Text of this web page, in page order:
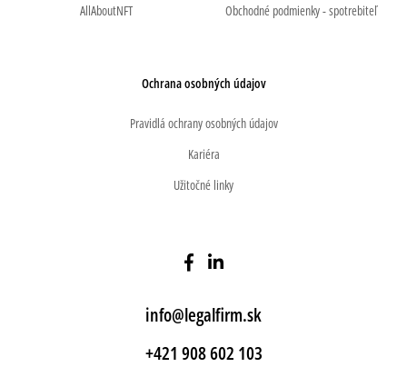
AllAboutNFT
Obchodné podmienky - spotrebiteľ
Ochrana osobných údajov
Pravidlá ochrany osobných údajov
Kariéra
Užitočné linky
info@legalfirm.sk
+421 908 602 103